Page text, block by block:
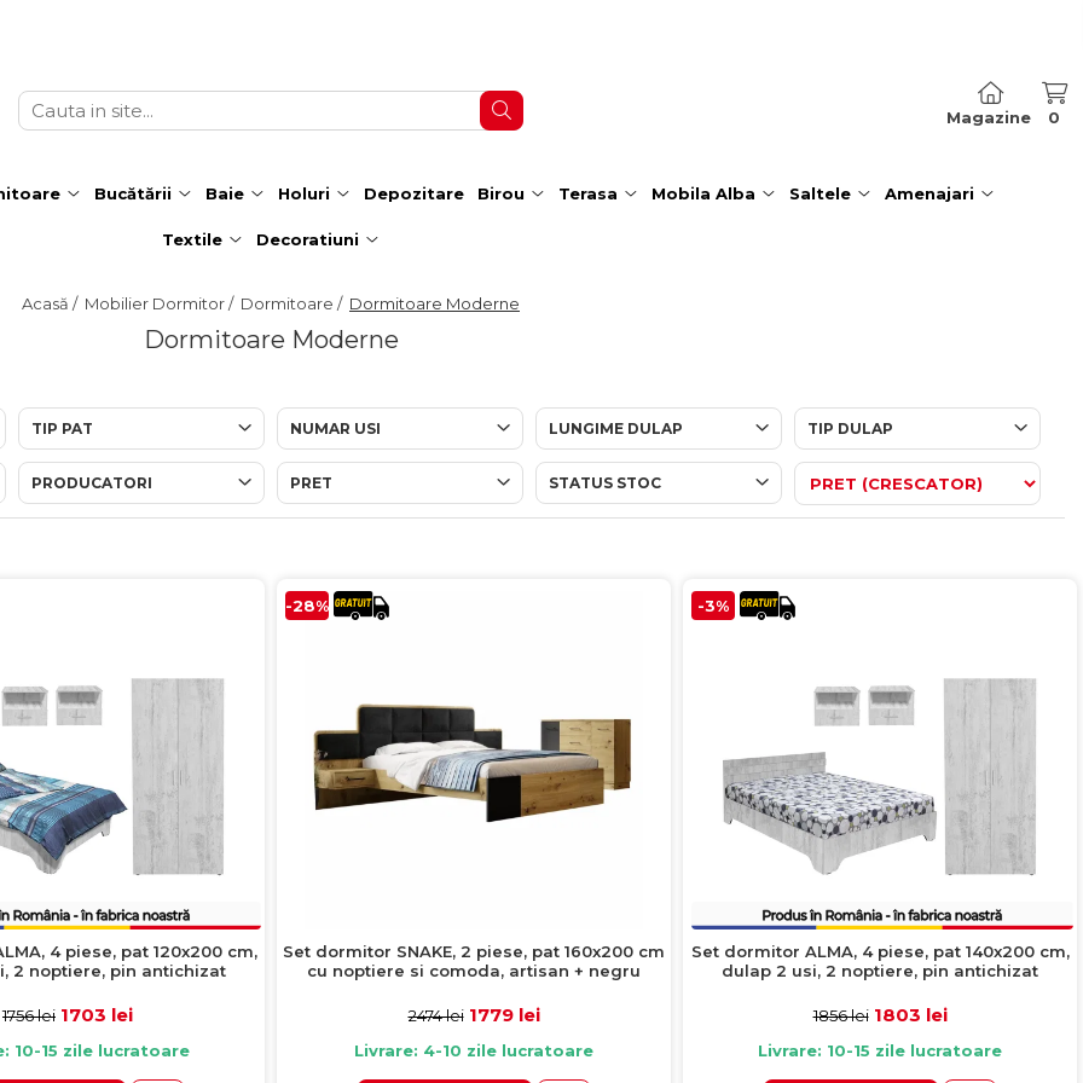
Magazine 0
Bucătării Baie Holuri Depozitare Birou Terasa Mobila Alba Saltele Amenajari
Textile Decoratiuni
Acasă / Mobilier Dormitor / Dormitoare / Dormitoare Moderne
Dormitoare Moderne
TIP PAT NUMAR USI LUNGIME DULAP TIP DULAP
PRODUCATORI PRET STATUS STOC
4 piese, pat 120x200 cm,
2 noptiere, pin antichizat
1756 lei 1703 lei
10-15 zile lucratoare
-28%
Set dormitor SNAKE, 2 piese, pat 160x200 cm
cu noptiere si comoda, artisan + negru
2474 lei 1779 lei
Livrare: 4-10 zile lucratoare
-3%
Set dormitor ALMA, 4 piese, pat 140x200 cm,
dulap 2 usi, 2 noptiere, pin antichizat
1856 lei 1803 lei
Livrare: 10-15 zile lucratoare